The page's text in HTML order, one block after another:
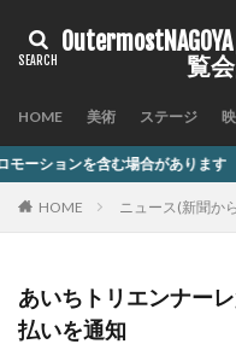
覧
HOME 美術 ステージ
あります
HOME ニュース(新聞か
あいちトリエンナー
払いを通知